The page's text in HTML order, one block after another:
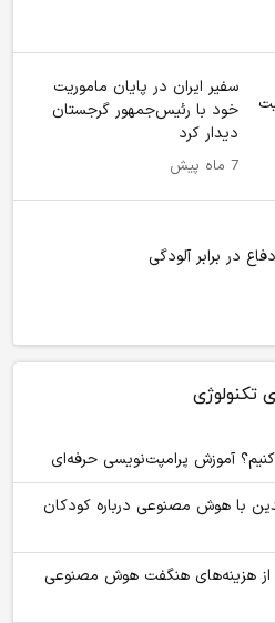
سفیر ایران در پایان ماموریت
خود با رئیس‌جمهور گرجستان
دیدار کرد
7 ماه پیش
در برابر آلودگی
تکنولوژی
آموزش پرامپت‌نویسی حرفه‌ای
با هوش مصنوعی درباره کودکان
از هزینه‌های هنگفت هوش مصنوعی